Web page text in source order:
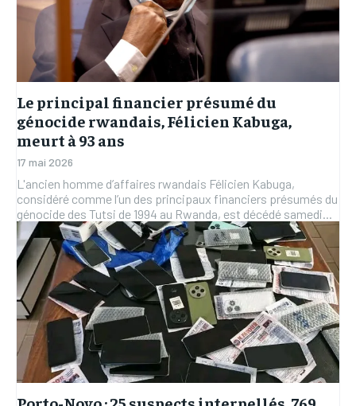
Le principal financier présumé du
génocide rwandais, Félicien Kabuga,
meurt à 93 ans
17 mai 2026
L'ancien homme d’affaires rwandais Félicien Kabuga,
considéré comme l’un des principaux financiers présumés du
génocide des Tutsi de 1994 au Rwanda, est décédé samedi...